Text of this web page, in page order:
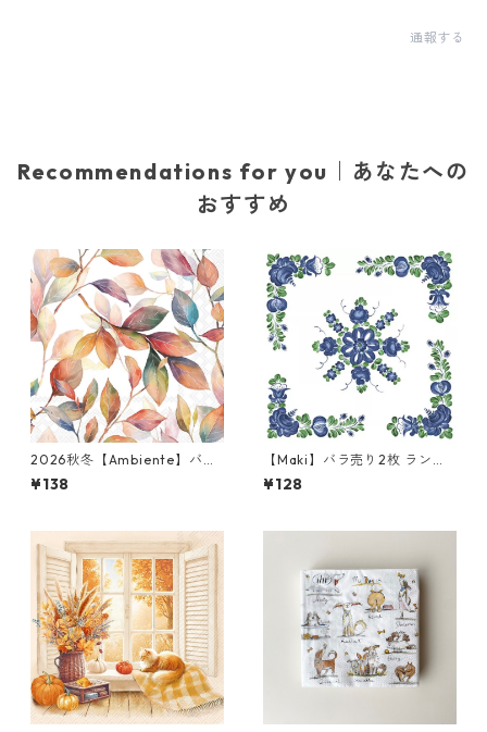
通報する
Recommendations for you｜あなたへの
おすすめ
2026秋冬【Ambiente】バラ
売り2枚 ランチサイズ ペーパ
ーナプキン colouful leavesホ
¥138
【Maki】バラ売り2枚 ランチ
サイズ ペーパーナプキン Kuja
wy Pattern ブルー
¥128